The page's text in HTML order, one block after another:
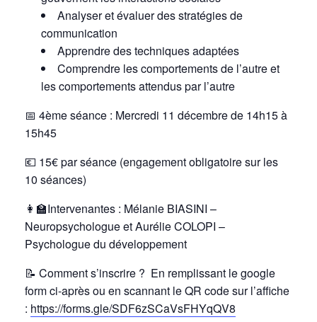
Analyser et évaluer des stratégies de
communication
Apprendre des techniques adaptées
Comprendre les comportements de l’autre et
les comportements attendus par l’autre
📅 4ème séance : Mercredi 11 décembre de 14h15 à
15h45
💶 15€ par séance (engagement obligatoire sur les
10 séances)
👩‍🏫Intervenantes : Mélanie BIASINI –
Neuropsychologue et Aurélie COLOPI –
Psychologue du développement
📝 Comment s’inscrire ? En remplissant le google
form ci-après ou en scannant le QR code sur l’affiche
: https://forms.gle/SDF6zSCaVsFHYqQV8